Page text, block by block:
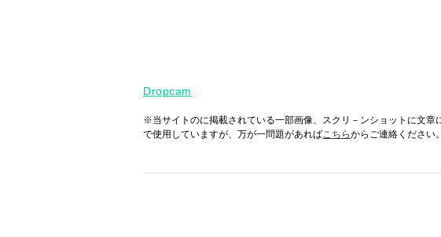
Dropcam
※当サイトのに掲載されている一部画像、スクリ－ンショットに文章
で使用していますが、万が一問題があればこちらからご連絡ください